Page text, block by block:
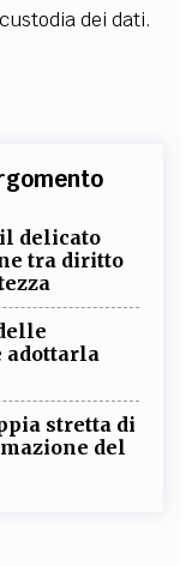
dei dati.
delicato
tra diritto
adottarla
stretta di
del